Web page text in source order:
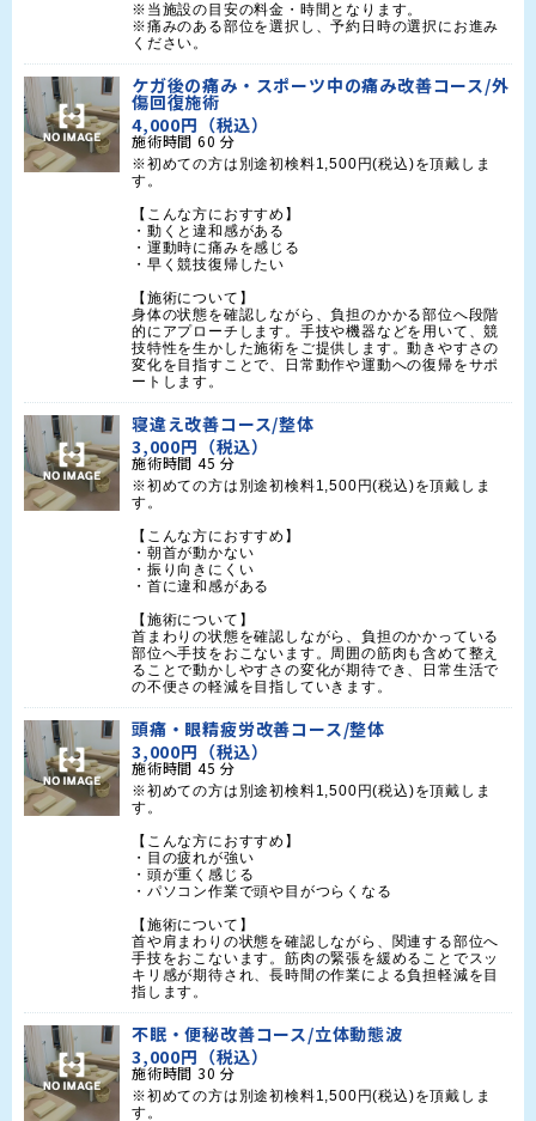
※当施設の目安の料金・時間となります。
※痛みのある部位を選択し、予約日時の選択にお進み
ください。
ケガ後の痛み・スポーツ中の痛み改善コース/外
傷回復施術
4,000円（税込）
施術時間 60 分
※初めての方は別途初検料1,500円(税込)を頂戴しま
す。
【こんな方におすすめ】
・動くと違和感がある
・運動時に痛みを感じる
・早く競技復帰したい
【施術について】
身体の状態を確認しながら、負担のかかる部位へ段階
的にアプローチします。手技や機器などを用いて、競
技特性を生かした施術をご提供します。動きやすさの
変化を目指すことで、日常動作や運動への復帰をサポ
ートします。
寝違え改善コース/整体
3,000円（税込）
施術時間 45 分
※初めての方は別途初検料1,500円(税込)を頂戴しま
す。
【こんな方におすすめ】
・朝首が動かない
・振り向きにくい
・首に違和感がある
【施術について】
首まわりの状態を確認しながら、負担のかかっている
部位へ手技をおこないます。周囲の筋肉も含めて整え
ることで動かしやすさの変化が期待でき、日常生活で
の不便さの軽減を目指していきます。
頭痛・眼精疲労改善コース/整体
3,000円（税込）
施術時間 45 分
※初めての方は別途初検料1,500円(税込)を頂戴しま
す。
【こんな方におすすめ】
・目の疲れが強い
・頭が重く感じる
・パソコン作業で頭や目がつらくなる
【施術について】
首や肩まわりの状態を確認しながら、関連する部位へ
手技をおこないます。筋肉の緊張を緩めることでスッ
キリ感が期待され、長時間の作業による負担軽減を目
指します。
不眠・便秘改善コース/立体動態波
3,000円（税込）
施術時間 30 分
※初めての方は別途初検料1,500円(税込)を頂戴しま
す。